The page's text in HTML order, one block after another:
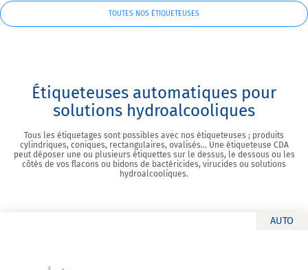
TOUTES NOS ÉTIQUETEUSES
Étiqueteuses automatiques pour
solutions hydroalcooliques
Tous les étiquetages sont possibles avec nos étiqueteuses ; produits
cylindriques, coniques, rectangulaires, ovalisés… Une étiqueteuse CDA
peut déposer une ou plusieurs étiquettes sur le dessus, le dessous ou les
côtés de vos flacons ou bidons de bactéricides, virucides ou solutions
hydroalcooliques.
AUTO